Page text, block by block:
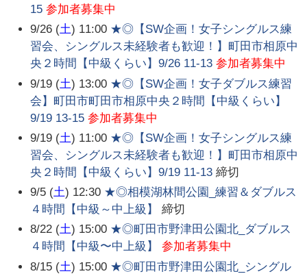
15 参加者募集中
9/26 (土) 11:00 ★◎【SW企画！女子シングルス練
習会、シングルス未経験者も歓迎！】町田市相原中
央２時間【中級くらい】9/26 11-13 参加者募集中
9/19 (土) 13:00 ★◎【SW企画！女子ダブルス練習
会】町田市町田市相原中央２時間【中級くらい】
9/19 13-15 参加者募集中
9/19 (土) 11:00 ★◎【SW企画！女子シングルス練
習会、シングルス未経験者も歓迎！】町田市相原中
央２時間【中級くらい】9/19 11-13 締切
9/5 (土) 12:30 ★◎相模湖林間公園_練習＆ダブルス
４時間【中級～中上級】
締切
8/22 (土) 15:00 ★◎町田市野津田公園北_ダブルス
４時間【中級〜中上級】
参加者募集中
8/15 (土) 15:00 ★◎町田市野津田公園北_シングル